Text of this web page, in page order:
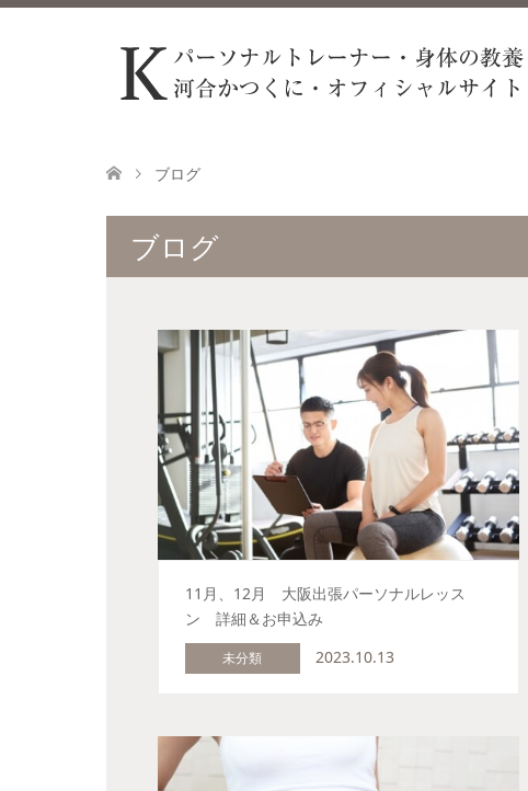
ブログ
ブログ
11月、12月 大阪出張パーソナルレッス
ン 詳細＆お申込み
未分類 2023.10.13